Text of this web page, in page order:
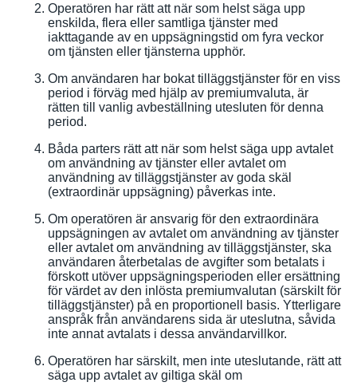
Operatören har rätt att när som helst säga upp
enskilda, flera eller samtliga tjänster med
iakttagande av en uppsägningstid om fyra veckor
om tjänsten eller tjänsterna upphör.
Om användaren har bokat tilläggstjänster för en viss
period i förväg med hjälp av premiumvaluta, är
rätten till vanlig avbeställning utesluten för denna
period.
Båda parters rätt att när som helst säga upp avtalet
om användning av tjänster eller avtalet om
användning av tilläggstjänster av goda skäl
(extraordinär uppsägning) påverkas inte.
Om operatören är ansvarig för den extraordinära
uppsägningen av avtalet om användning av tjänster
eller avtalet om användning av tilläggstjänster, ska
användaren återbetalas de avgifter som betalats i
förskott utöver uppsägningsperioden eller ersättning
för värdet av den inlösta premiumvalutan (särskilt för
tilläggstjänster) på en proportionell basis. Ytterligare
anspråk från användarens sida är uteslutna, såvida
inte annat avtalats i dessa användarvillkor.
Operatören har särskilt, men inte uteslutande, rätt att
säga upp avtalet av giltiga skäl om